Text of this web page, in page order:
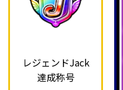
レジェンドJack
達成称号